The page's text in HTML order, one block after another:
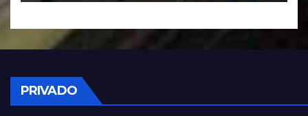
PRIVADO